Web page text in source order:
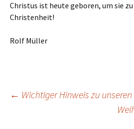
Christus ist heute geboren, um sie
Christenheit!
Rolf Müller
← Wichtiger Hinweis zu